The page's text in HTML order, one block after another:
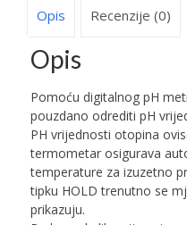
Opis Recenzije (0)
Opis
Pomoću digitalnog pH
pouzdano odrediti pH
PH vrijednosti otopina
termometar osigurava
temperature za izuzetno
tipku HOLD trenutno se
prikazuju.